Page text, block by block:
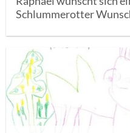
Schlummerotter